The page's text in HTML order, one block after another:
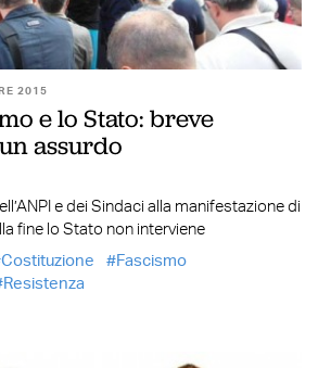
2015
e lo Stato: breve
assurdo
e dei Sindaci alla manifestazione di
fine lo Stato non interviene
Costituzione
Fascismo
Resistenza